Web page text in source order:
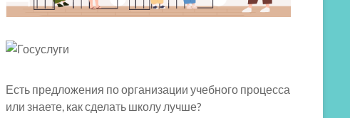
Есть предложения по организации учебного процесса
или знаете, как сделать школу лучше?